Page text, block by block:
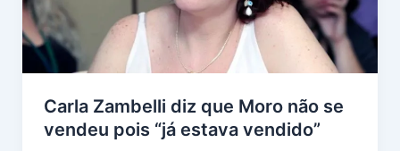
Carla Zambelli diz que Moro não se
vendeu pois “já estava vendido”